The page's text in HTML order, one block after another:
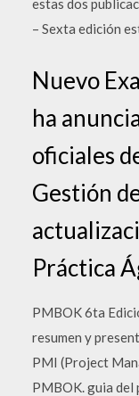
estas dos
– Sexta edición
Nuevo
ha
oficiales
Gestión
Práctica
PMBOK 6ta
resumen y
PMI (Project
PMBOK. guia del